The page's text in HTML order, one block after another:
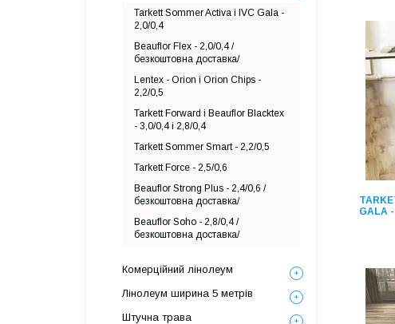
GALA
Tarkett Sommer Activa і IVC Gala -
2,0/0,4
Beauflor Flex - 2,0/0,4 /
безкоштовна доставка/
Lentex - Orion і Orion Chips -
2,2/0,5
Tarkett Forward і Beauflor Blacktex
- 3,0/0,4 і 2,8/0,4
Tarkett Sommer Smart - 2,2/0,5
Tarkett Force - 2,5/0,6
Beauflor Strong Plus - 2,4/0,6 /
безкоштовна доставка/
Beauflor Soho - 2,8/0,4 /
безкоштовна доставка/
Комерційний лінолеум
Лінолеум ширина 5 метрів
Штучна трава